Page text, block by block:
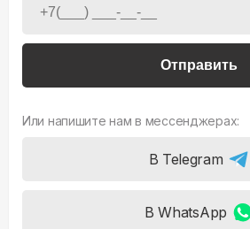
Отправить
Или напишите нам в мессенджерах:
В Telegram
В WhatsApp